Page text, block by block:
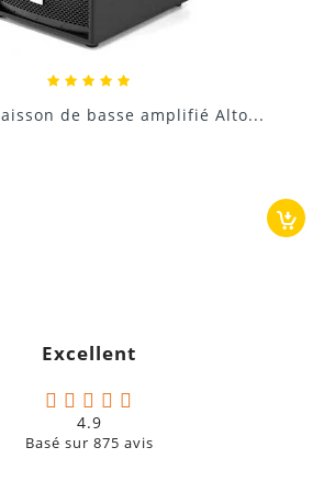
Donnez votre avis !
Location Enceinte sono Active
Excellent
4.9
Basé sur 875 avis